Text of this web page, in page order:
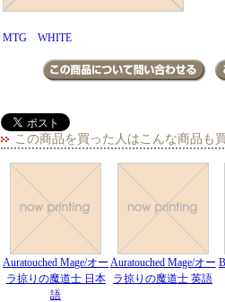
MTG WHITE
この商品を買った人はこんな商品も
Auratouched Mage/オー
ラ掠りの魔道士 日本
語
Auratouched Mage/オー
ラ掠りの魔道士 英語